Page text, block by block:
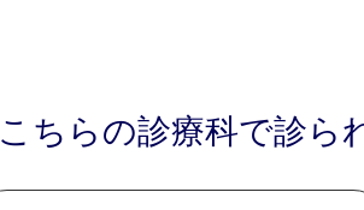
こちらの診療科で診ら